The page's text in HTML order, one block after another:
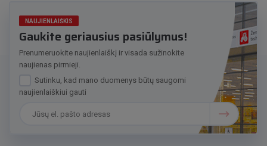
NAUJIENLAIŠKIS
Gaukite geriausius pasiūlymus!
Prenumeruokite naujienlaiškį ir visada sužinokite
naujienas pirmieji.
Sutinku, kad mano duomenys būtų saugomi
naujienlaiškiui gauti